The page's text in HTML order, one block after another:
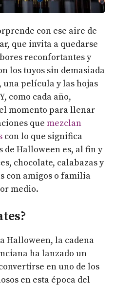
con ese aire de
que invita a quedarse
reconfortantes y
los tuyos sin demasiada
película y las hojas
Y, como cada año,
momento para llenar
que mezclan
con lo que significa
de Halloween es, al fin y
chocolate, calabazas y
con amigos o familia
medio.
Halloween, la cadena
ha lanzado un
en uno de los
en esta época del